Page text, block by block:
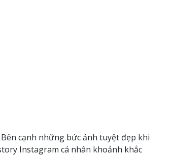
cạnh những bức ảnh tuyệt đẹp khi
Instagram cá nhân khoảnh khắc